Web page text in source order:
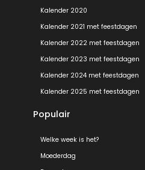
Kalender 2020
Kalender 2021 met feestdagen
Kalender 2022 met feestdagen
Kalender 2023 met feestdagen
Kalender 2024 met feestdagen
Kalender 2025 met feestdagen
Populair
Welke week is het?
Moederdag